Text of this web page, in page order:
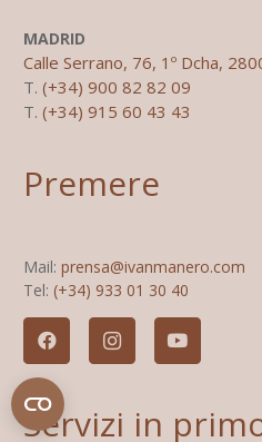
MADRID
Calle Serrano, 76, 1º Dcha,
T. (+34) 900 82 82 09
T. (+34) 915 60 43 43
Premere
Mail: prensa@ivanmanero.com
Tel: (+34) 933 01 30 40
Servizi in